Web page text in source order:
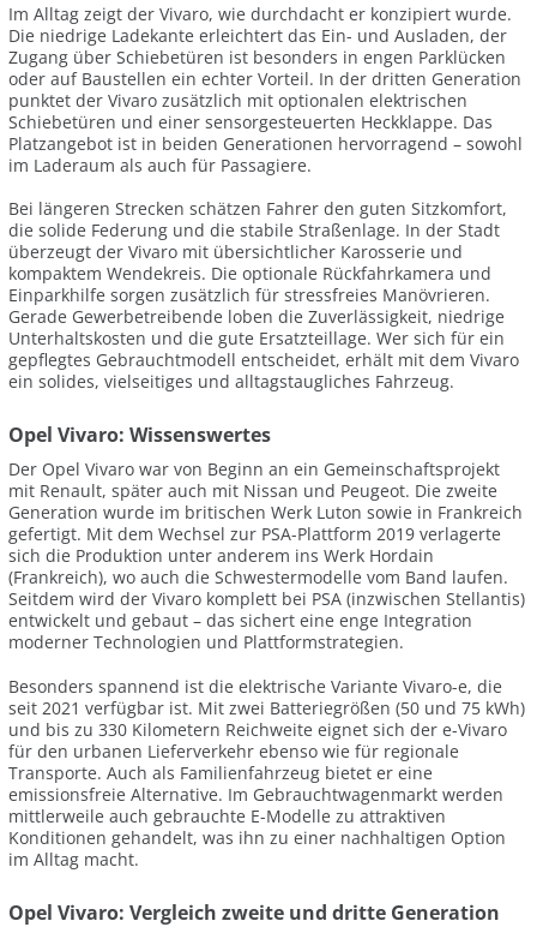
Im Alltag zeigt der Vivaro, wie durchdacht er konzipiert wurde.
Die niedrige Ladekante erleichtert das Ein- und Ausladen, der
Zugang über Schiebetüren ist besonders in engen Parklücken
oder auf Baustellen ein echter Vorteil. In der dritten Generation
punktet der Vivaro zusätzlich mit optionalen elektrischen
Schiebetüren und einer sensorgesteuerten Heckklappe. Das
Platzangebot ist in beiden Generationen hervorragend – sowohl
im Laderaum als auch für Passagiere.
Bei längeren Strecken schätzen Fahrer den guten Sitzkomfort,
die solide Federung und die stabile Straßenlage. In der Stadt
überzeugt der Vivaro mit übersichtlicher Karosserie und
kompaktem Wendekreis. Die optionale Rückfahrkamera und
Einparkhilfe sorgen zusätzlich für stressfreies Manövrieren.
Gerade Gewerbetreibende loben die Zuverlässigkeit, niedrige
Unterhaltskosten und die gute Ersatzteillage. Wer sich für ein
gepflegtes Gebrauchtmodell entscheidet, erhält mit dem Vivaro
ein solides, vielseitiges und alltagstaugliches Fahrzeug.
Opel Vivaro: Wissenswertes
Der Opel Vivaro war von Beginn an ein Gemeinschaftsprojekt
mit Renault, später auch mit Nissan und Peugeot. Die zweite
Generation wurde im britischen Werk Luton sowie in Frankreich
gefertigt. Mit dem Wechsel zur PSA-Plattform 2019 verlagerte
sich die Produktion unter anderem ins Werk Hordain
(Frankreich), wo auch die Schwestermodelle vom Band laufen.
Seitdem wird der Vivaro komplett bei PSA (inzwischen Stellantis)
entwickelt und gebaut – das sichert eine enge Integration
moderner Technologien und Plattformstrategien.
Besonders spannend ist die elektrische Variante Vivaro-e, die
seit 2021 verfügbar ist. Mit zwei Batteriegrößen (50 und 75 kWh)
und bis zu 330 Kilometern Reichweite eignet sich der e-Vivaro
für den urbanen Lieferverkehr ebenso wie für regionale
Transporte. Auch als Familienfahrzeug bietet er eine
emissionsfreie Alternative. Im Gebrauchtwagenmarkt werden
mittlerweile auch gebrauchte E-Modelle zu attraktiven
Konditionen gehandelt, was ihn zu einer nachhaltigen Option
im Alltag macht.
Opel Vivaro: Vergleich zweite und dritte Generation